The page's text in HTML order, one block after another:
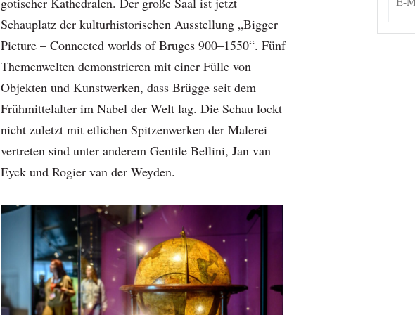
Schauplatz der kulturhistorischen Ausstellung „Bigger
Picture – Connected worlds of Bruges 900–1550“. Fünf
Themenwelten demonstrieren mit einer Fülle von
Objekten und Kunstwerken, dass Brügge seit dem
Frühmittelalter im Nabel der Welt lag. Die Schau lockt
nicht zuletzt mit etlichen Spitzenwerken der Malerei –
vertreten sind unter anderem Gentile Bellini, Jan van
Eyck und Rogier van der Weyden.